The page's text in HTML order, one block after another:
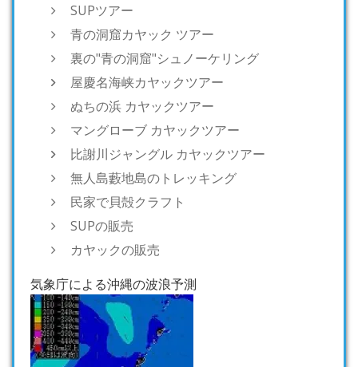
SUPツアー
青の洞窟カヤック ツアー
裏の"青の洞窟"シュノーケリング
屋慶名海峡カヤックツアー
ぬちの浜 カヤックツアー
マングローブ カヤックツアー
比謝川ジャングル カヤックツアー
無人島藪地島のトレッキング
民家で貝殻クラフト
SUPの販売
カヤックの販売
気象庁による沖縄の波浪予測